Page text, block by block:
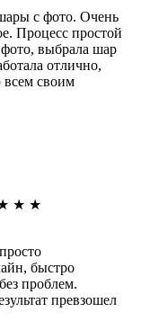
с фото. Очень
Процесс простой
выбрала шар
отлично,
своим
★ ★
быстро
проблем.
превзошел